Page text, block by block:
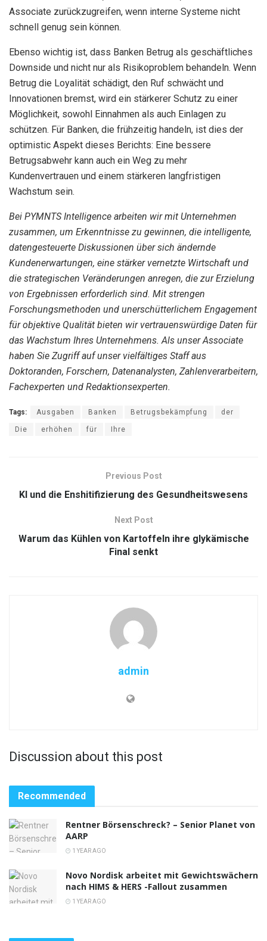
Associate zurückzugreifen, wenn interne Systeme nicht
schnell genug sein können.
Ebenso wichtig ist, dass Banken Betrug als geschäftliches
Downside und nicht nur als Risikoproblem behandeln. Wenn
Betrug die Loyalität schädigt, den Ruf schwächt und
Innovationen bremst, wird ein stärkerer Schutz zu einer
Möglichkeit, sowohl Einnahmen als auch Einlagen zu
schützen. Für Banken, die frühzeitig handeln, ist dies der
optimistic Aspekt dieses Berichts: Eine bessere
Betrugsabwehr kann auch ein Weg zu mehr
Kundenvertrauen und einem stärkeren langfristigen
Wachstum sein.
Bei PYMNTS Intelligence arbeiten wir mit Unternehmen
zusammen, um Erkenntnisse zu gewinnen, die intelligente,
datengesteuerte Diskussionen über sich ändernde
Kundenerwartungen, eine stärker vernetzte Wirtschaft und
die strategischen Veränderungen anregen, die zur Erzielung
von Ergebnissen erforderlich sind. Mit strengen
Forschungsmethoden und unerschütterlichem Engagement
für objektive Qualität bieten wir vertrauenswürdige Daten für
das Wachstum Ihres Unternehmens. Als unser Associate
haben Sie Zugriff auf unser vielfältiges Staff aus
Doktoranden, Forschern, Datenanalysten, Zahlenverarbeitern,
Fachexperten und Redaktionsexperten.
Tags: Ausgaben Banken Betrugsbekämpfung der
Die erhöhen für Ihre
Previous Post
KI und die Enshitifizierung des Gesundheitswesens
Next Post
Warum das Kühlen von Kartoffeln ihre glykämische
Final senkt
admin
Discussion about this post
Recommended
Rentner Börsenschreck? – Senior Planet von
AARP
1 YEAR AGO
Novo Nordisk arbeitet mit Gewichtswächern
nach HIMS & HERS -Fallout zusammen
1 YEAR AGO